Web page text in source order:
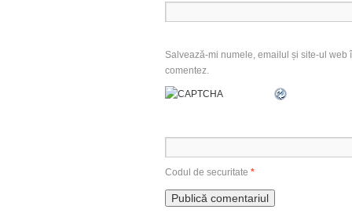
Salvează-mi numele, emailul și site-ul
comentez.
Codul de securitate *